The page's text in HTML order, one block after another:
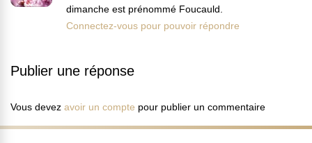
dimanche est prénommé Foucauld.
Connectez-vous pour pouvoir répondre
Publier une réponse
Vous devez avoir un compte pour publier un commentaire